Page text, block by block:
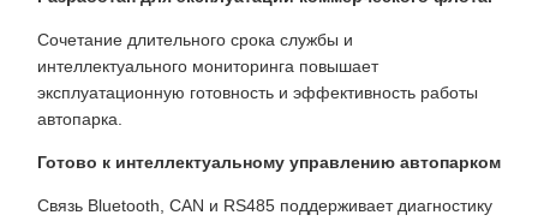
Сочетание длительного срока службы и
интеллектуального мониторинга повышает
эксплуатационную готовность и эффективность работы
автопарка.
Готово к интеллектуальному управлению автопарком
Связь Bluetooth, CAN и RS485 поддерживает диагностику